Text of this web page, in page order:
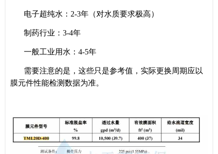
电子超纯水：2-3年（对水质要求极高）
制药行业：3-4年
一般工业用水：4-5年
需要注意的是，这些只是参考值，实际更换周期应以
膜元件性能检测数据为准。